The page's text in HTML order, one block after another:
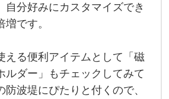
自分好みにカスタマイズでき
です。
える便利アイテムとして「磁
ルダー」もチェックしてみて
防波堤にぴたりと付くので、